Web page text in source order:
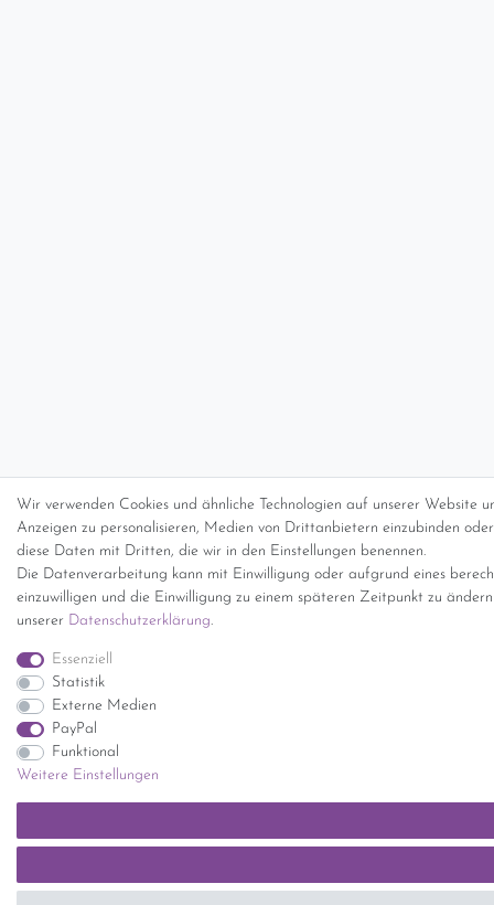
Wir verwenden Cookies und ähnliche Technologien auf unserer Website
Anzeigen zu personalisieren, Medien von Drittanbietern einzubinden
diese Daten mit Dritten, die wir in den Einstellungen benennen.
Die Datenverarbeitung kann mit Einwilligung oder aufgrund eines
einzuwilligen und die Einwilligung zu einem späteren Zeitpunkt zu
unserer Daten­schutz­erklärung.
Essenziell
Statistik
Externe Medien
PayPal
Funktional
Weitere Einstellungen